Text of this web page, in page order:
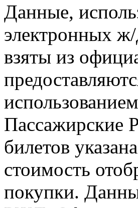
Данные,
электронных ж/
взяты из
билетов
стоимость
покупки.